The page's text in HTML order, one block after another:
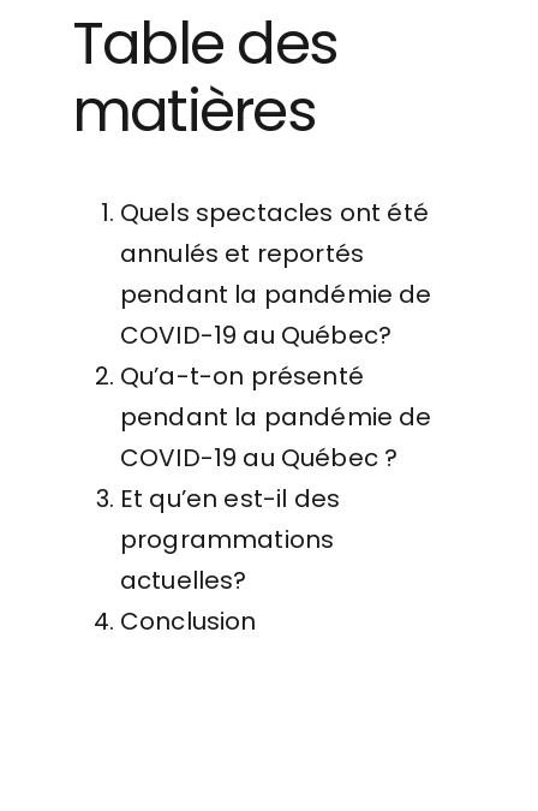
Table des
matières
Quels spectacles ont été
annulés et reportés
pendant la pandémie de
COVID-19 au Québec?
Qu’a-t-on présenté
pendant la pandémie de
COVID-19 au Québec ?
Et qu’en est-il des
programmations
actuelles?
Conclusion